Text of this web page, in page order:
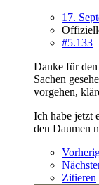
17.
#5.133
Danke für
Sachen
vorgehen,
Ich habe jetzt
den Daumen
Zitieren